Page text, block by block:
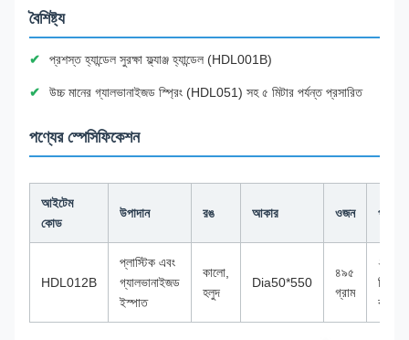
বৈশিষ্ট্য
প্রশস্ত হ্যান্ডেল সুরক্ষা ফ্ল্যাঞ্জ হ্যান্ডেল (HDL001B)
উচ্চ মানের গ্যালভানাইজড স্প্রিং (HDL051) সহ ৫ মিটার পর্যন্ত প্রসারিত
পণ্যের স্পেসিফিকেশন
আইটেম
কোড
উপাদান রঙ আকার ওজন
HDL012B
প্লাস্টিক এবং
গ্যালভানাইজড
ইস্পাত
কালো,
হলুদ
Dia50*550
৪৯৫
গ্রাম
২০
পিস/
কার্টন